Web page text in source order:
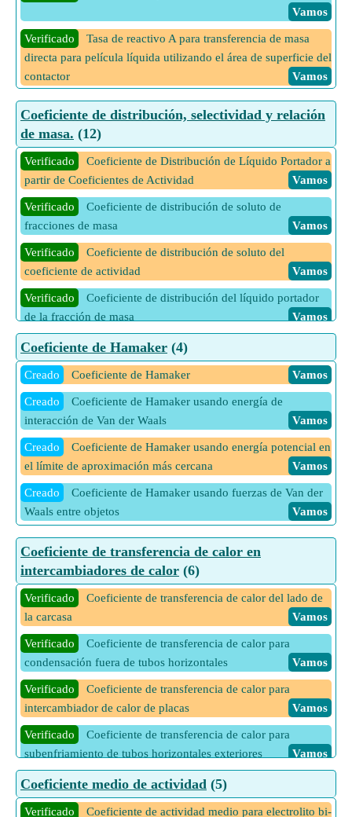
Vamos
Verificado
Velocidad de entrada en la boquilla dado el
diámetro de entrada de la boquilla
Vamos
Verificado
Velocidad de salida dada Velocidad promedio
Vamos
Verificado
Velocidad media dada Velocidad de entrada y
salida
Vamos
Verificado
Tasa de reactivo A para transferencia de masa
directa para película líquida utilizando el área de superficie del
contactor
Vamos
Verificado
Tasa de reactivo A para transferencia de masa
directa para película líquida utilizando el volumen del
contactor
6 Más calculadoras de Cinética de reacciones de fluidos
Vamos
Coeficiente de distribución, selectividad y relación
de masa. (12)
Verificado
Coeficiente de Distribución de Líquido Portador a
partir de Coeficientes de Actividad
Vamos
Verificado
Coeficiente de distribución de soluto de
fracciones de masa
Vamos
Verificado
Coeficiente de distribución de soluto del
coeficiente de actividad
Vamos
Verificado
Coeficiente de distribución del líquido portador
de la fracción de masa
Vamos
Verificado
Recuperación de Soluto en Extracción Líquido-
Líquido
Vamos
extracción
Vamos
Vamos
Verificado
Relación de masa de solvente en fase de refinado
Verificado
Selectividad de soluto basada en coeficientes de
actividad
Vamos
Verificado
Selectividad de soluto basada en coeficientes de
distribución
Vamos
Verificado
Selectividad de soluto basada en fracciones
molares
Vamos
Coeficiente de Hamaker (4)
Creado Coeficiente de Hamaker Vamos
Creado
Coeficiente de Hamaker usando energía de
interacción de Van der Waals
Vamos
Creado
Coeficiente de Hamaker usando energía potencial en
el límite de aproximación más cercana
Vamos
Creado
Coeficiente de Hamaker usando fuerzas de Van der
Waals entre objetos
Vamos
Coeficiente de transferencia de calor en
intercambiadores de calor (6)
Verificado
Coeficiente de transferencia de calor del lado de
la carcasa
Vamos
Verificado
Coeficiente de transferencia de calor para
condensación fuera de tubos horizontales
Vamos
Verificado
Coeficiente de transferencia de calor para
intercambiador de calor de placas
Vamos
Verificado
Coeficiente de transferencia de calor para
subenfriamiento de tubos horizontales exteriores
Vamos
Verificado
Coeficiente de transferencia de calor para
subenfriamiento dentro de tubos verticales
Vamos
Coeficiente medio de actividad (5)
Verificado Coeficiente de actividad medio para electrolito bi-